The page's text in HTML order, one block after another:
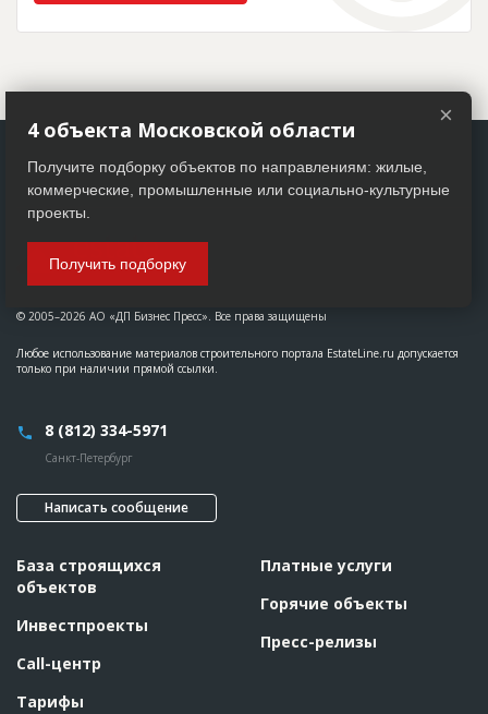
© 2005–2026 АО «ДП Бизнес Пресс». Все права защищены
Любое использование материалов строительного портала EstateLine.ru допускается
только при наличии прямой ссылки.
8 (812) 334-5971
Санкт-Петербург
Написать сообщение
База строящихся
объектов
Инвестпроекты
Call-центр
Тарифы
Платные услуги
Горячие объекты
Пресс-релизы
×
4 объекта Московской области
Получите подборку объектов по направлениям: жилые,
коммерческие, промышленные или социально-культурные
проекты.
Получить подборку